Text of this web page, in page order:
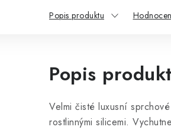
Popis produktu
Popis
Velmi čisté luxusní
rostlinnými silicemi.